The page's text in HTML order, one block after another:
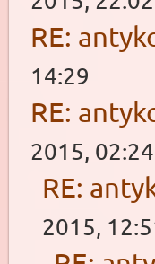
RE:
14:29
RE:
2015, 02:24
RE:
2015,